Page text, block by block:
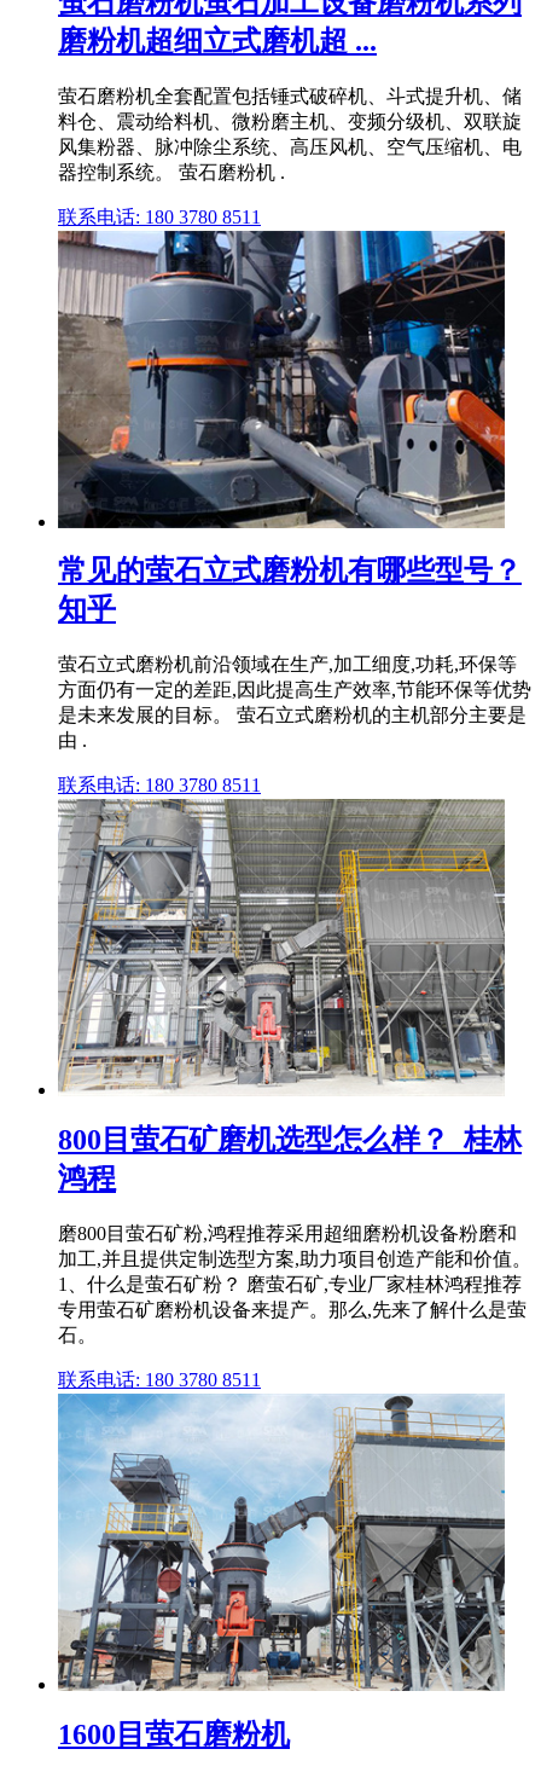
磨粉机超细立式磨机超 ...
萤石磨粉机全套配置包括锤式破碎机、斗式提升机、储
料仓、震动给料机、微粉磨主机、变频分级机、双联旋
风集粉器、脉冲除尘系统、高压风机、空气压缩机、电
器控制系统。 萤石磨粉机 .
联系电话: 180 3780 8511
常见的萤石立式磨粉机有哪些型号？
知乎
萤石立式磨粉机前沿领域在生产,加工细度,功耗,环保等
方面仍有一定的差距,因此提高生产效率,节能环保等优势
是未来发展的目标。 萤石立式磨粉机的主机部分主要是
由 .
联系电话: 180 3780 8511
800目萤石矿磨机选型怎么样？_桂林
鸿程
磨800目萤石矿粉,鸿程推荐采用超细磨粉机设备粉磨和
加工,并且提供定制选型方案,助力项目创造产能和价值。
1、什么是萤石矿粉？ 磨萤石矿,专业厂家桂林鸿程推荐
专用萤石矿磨粉机设备来提产。那么,先来了解什么是萤
石。
联系电话: 180 3780 8511
1600目萤石磨粉机